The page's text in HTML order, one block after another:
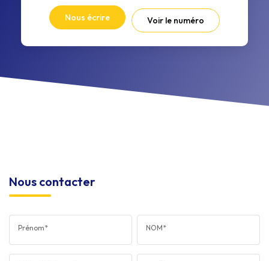
Nous écrire Voir le numéro
Nous contacter
Prénom* NOM*